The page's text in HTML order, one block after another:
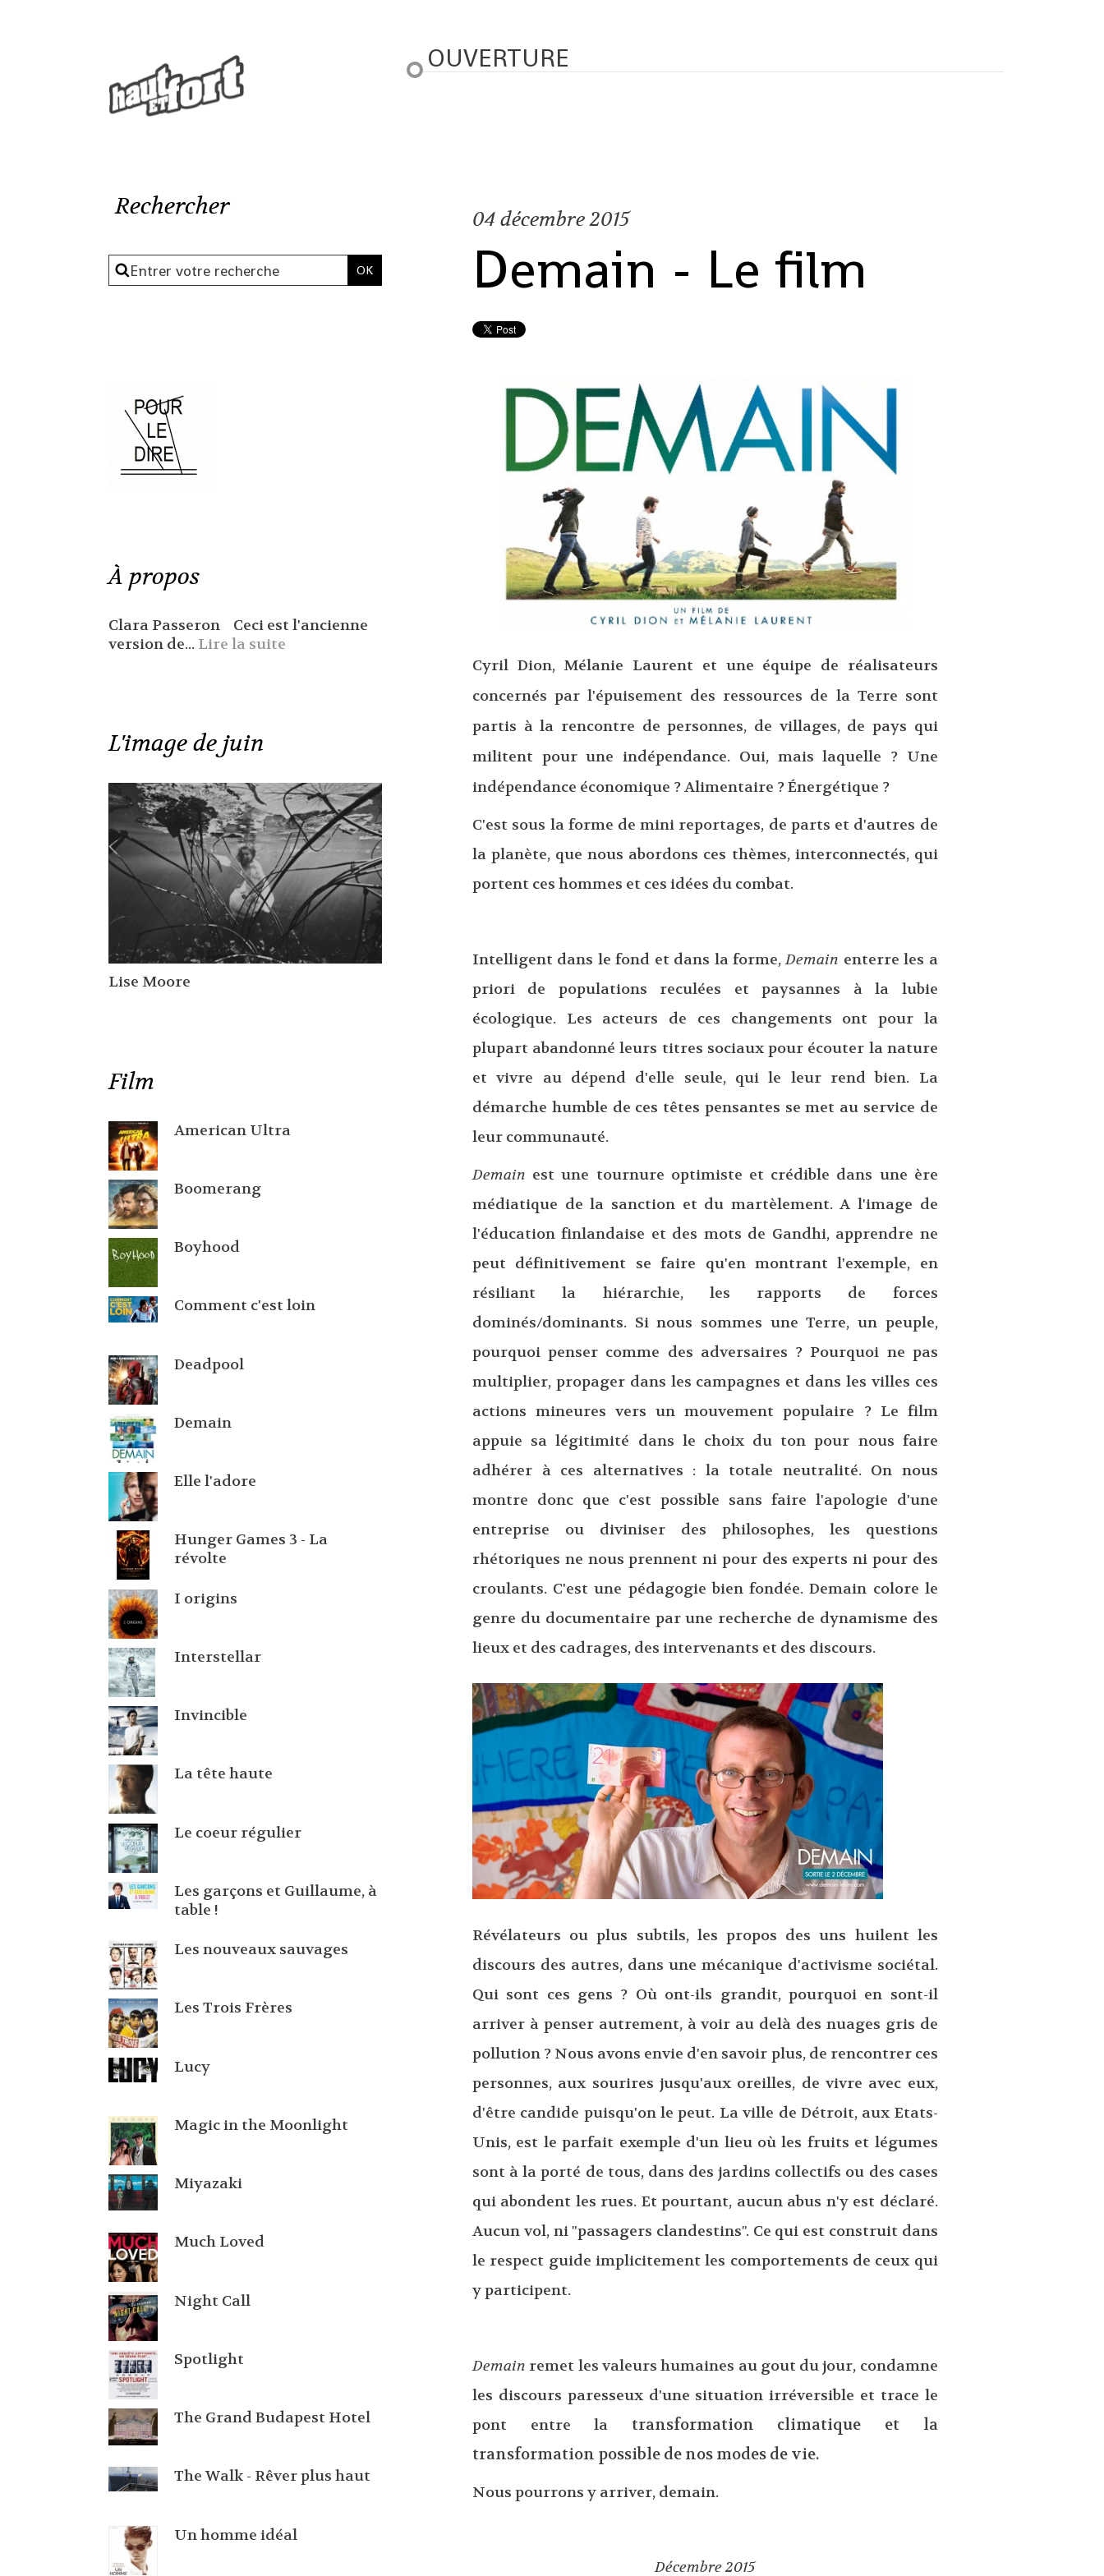
Rechercher
À propos
Clara Passeron Ceci est l'ancienne
version de... Lire la suite
L'image de juin
Lise Moore
Film
American Ultra
Boomerang
Boyhood
Comment c'est loin
Deadpool
Demain
Elle l'adore
Hunger Games 3 - La
révolte
I origins
Interstellar
Invincible
La tête haute
Le coeur régulier
Les garçons et Guillaume, à
table !
Les nouveaux sauvages
Les Trois Frères
Lucy
Magic in the Moonlight
Miyazaki
Much Loved
Night Call
Spotlight
The Grand Budapest Hotel
The Walk - Rêver plus haut
Un homme idéal
OUVERTURE
04décembre 2015
Demain - Le film
Cyril Dion, Mélanie Laurent et une équipe de réalisateurs
concernés par l'épuisement des ressources de la Terre sont
partis à la rencontre de personnes, de villages, de pays qui
militent pour une indépendance. Oui, mais laquelle ? Une
indépendance économique ? Alimentaire ? Énergétique ?
C'est sous la forme de mini reportages, de parts et d'autres de
la planète, que nous abordons ces thèmes, interconnectés, qui
portent ces hommes et ces idées du combat.
Intelligent dans le fond et dans la forme,Demain enterre les a
priori de populations reculées et paysannes à la lubie
écologique. Les acteurs de ces changements ont pour la
plupart abandonné leurs titres sociaux pour écouter la nature
et vivre au dépend d'elle seule, qui le leur rend bien. La
démarche humble de ces têtes pensantes se met au service de
leur communauté.
Demain est une tournure optimiste et crédible dans une ère
médiatique de la sanction et du martèlement. A l'image de
l'éducation finlandaise et des mots de Gandhi, apprendre ne
peut définitivement se faire qu'en montrant l'exemple, en
résiliant la hiérarchie, les rapports de forces
dominés/dominants. Si nous sommes une Terre, un peuple,
pourquoi penser comme des adversaires ? Pourquoi ne pas
multiplier, propager dans les campagnes et dans les villes ces
actions mineures vers un mouvement populaire ? Le film
appuie sa légitimité dans le choix du ton pour nous faire
adhérer à ces alternatives : la totale neutralité. On nous
montre donc que c'est possible sans faire l'apologie d'une
entreprise ou diviniser des philosophes, les questions
rhétoriques ne nous prennent ni pour des experts ni pour des
croulants. C'est une pédagogie bien fondée. Demain colore le
genre du documentaire par une recherche de dynamisme des
lieux et des cadrages, des intervenants et des discours.
Révélateurs ou plus subtils, les propos des uns huilent les
discours des autres, dans une mécanique d'activisme sociétal.
Qui sont ces gens ? Où ont-ils grandit, pourquoi en sont-il
arriver à penser autrement, à voir au delà des nuages gris de
pollution ? Nous avons envie d'en savoir plus, de rencontrer ces
personnes, aux sourires jusqu'aux oreilles, de vivre avec eux,
d'être candide puisqu'on le peut. La ville de Détroit, aux Etats-
Unis, est le parfait exemple d'un lieu où les fruits et légumes
sont à la porté de tous, dans des jardins collectifs ou des cases
qui abondent les rues. Et pourtant, aucun abus n'y est déclaré.
Aucun vol, ni "passagers clandestins". Ce qui est construit dans
le respect guide implicitement les comportements de ceux qui
y participent.
Demain remet les valeurs humaines au gout du jour, condamne
les discours paresseux d'une situation irréversible et trace le
pont entre la transformation climatique et la
transformation possible de nos modes de vie.
Nous pourrons y arriver, demain.
Décembre 2015